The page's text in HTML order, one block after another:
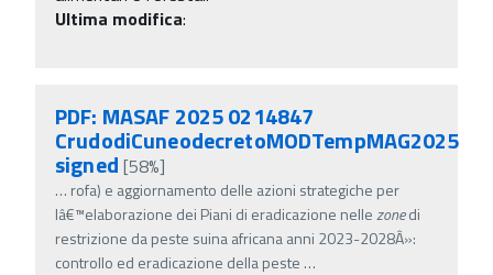
Ultima modifica:
PDF: MASAF 2025 0214847
CrudodiCuneodecretoMODTempMAG2025
signed [58%]
… rofa) e aggiornamento delle azioni strategiche per
lâ€™elaborazione dei Piani di eradicazione nellezonedi
restrizione da peste suina africana anni 2023-2028Â»:
controllo ed eradicazione della peste …